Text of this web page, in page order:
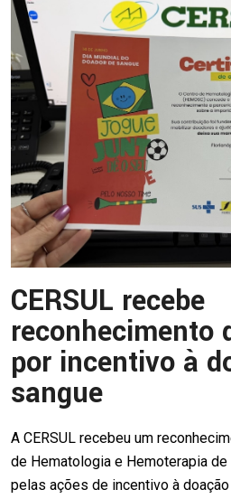
CERSUL recebe
reconhecimento
por incentivo à
sangue
A CERSUL recebeu um
de Hematologia e Hemoterapia de
pelas ações de incentivo à